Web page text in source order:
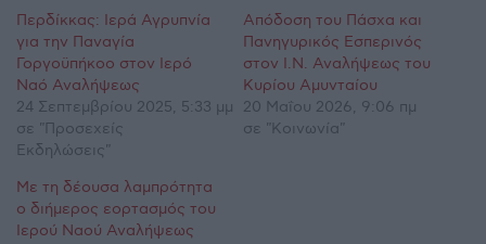
Περδίκκας: Ιερά Αγρυπνία
για την Παναγία
Γοργοϋπήκοο στον Ιερό
Ναό Αναλήψεως
24 Σεπτεμβρίου 2025, 5:33 μμ
σε "Προσεχείς
Εκδηλώσεις"
Απόδοση του Πάσχα και
Πανηγυρικός Εσπερινός
στον Ι.Ν. Αναλήψεως του
Κυρίου Αμυνταίου
20 Μαΐου 2026, 9:06 πμ
σε "Κοινωνία"
Με τη δέουσα λαμπρότητα
ο διήμερος εορτασμός του
Ιερού Ναού Αναλήψεως